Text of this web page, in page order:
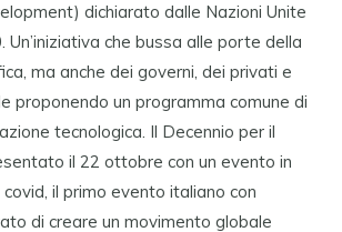
dichiarato dalle Nazioni Unite
Un’iniziativa che bussa alle porte della
ma anche dei governi, dei privati e
proponendo un programma comune di
tecnologica. Il Decennio per il
il 22 ottobre con un evento in
il primo evento italiano con
di creare un movimento globale